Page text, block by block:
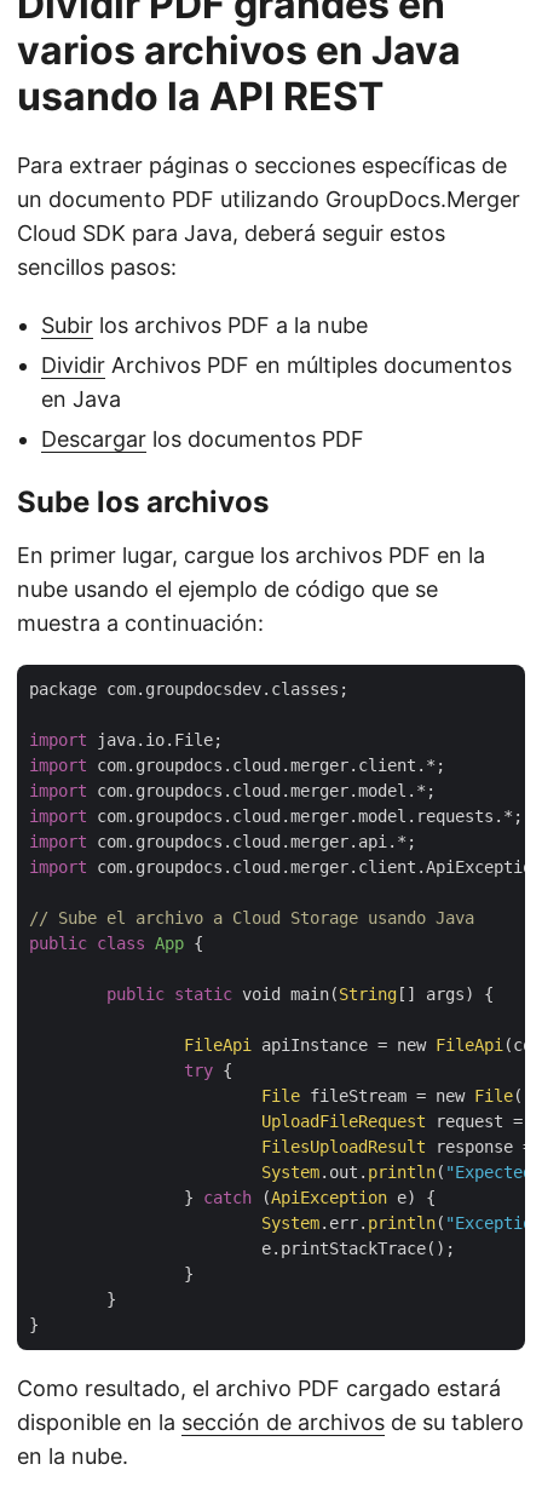
varios archivos en Java
usando la API REST
Para extraer páginas o secciones específicas de
un documento PDF utilizando GroupDocs.Merger
Cloud SDK para Java, deberá seguir estos
sencillos pasos:
Subir los archivos PDF a la nube
Dividir Archivos PDF en múltiples documentos
en Java
Descargar los documentos PDF
Sube los archivos
En primer lugar, cargue los archivos PDF en la
nube usando el ejemplo de código que se
muestra a continuación:
package com.groupdocsdev.classes;
import
import
import
import
import
import
// Sube el archivo a Cloud Storage usando Java
public class App {
public static void main(String [] args) {
FileApi apiInstance = new FileApi
try {
File fileStream = new File(
UploadFileRequest request =
FilesUploadResult response
System.out. println(
		}
catch (ApiException e) {
System.err. println(
Como resultado, el archivo PDF cargado estará
disponible en la sección de archivos de su tablero
en la nube.